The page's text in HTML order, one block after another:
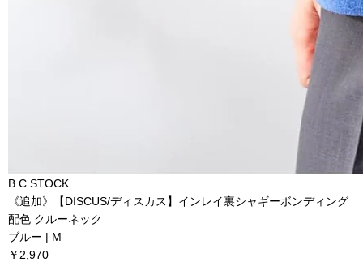
B.C STOCK
《追加》【DISCUS/ディスカス】インレイ裏シャギーボンディング
配色 クルーネック
ブルー | M
￥2,970